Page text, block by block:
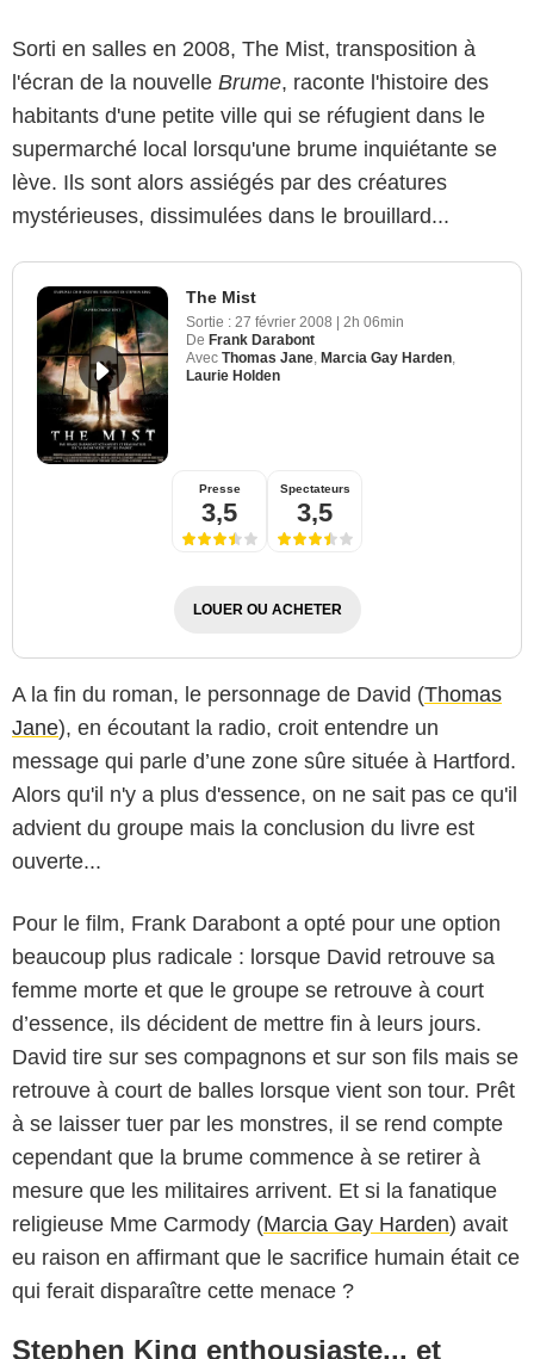
Sorti en salles en 2008, The Mist, transposition à
l'écran de la nouvelle Brume, raconte l'histoire des
habitants d'une petite ville qui se réfugient dans le
supermarché local lorsqu'une brume inquiétante se
lève. Ils sont alors assiégés par des créatures
mystérieuses, dissimulées dans le brouillard...
The Mist
Sortie : 27 février 2008 | 2h 06min
De Frank Darabont
Avec Thomas Jane Marcia Gay Harden
Laurie Holden
Presse
3,5
Spectateurs
3,5
LOUER OU ACHETER
A la fin du roman, le personnage de David (Thomas
Jane), en écoutant la radio, croit entendre un
message qui parle d’une zone sûre située à Hartford.
Alors qu'il n'y a plus d'essence, on ne sait pas ce qu'il
advient du groupe mais la conclusion du livre est
ouverte...
Pour le film, Frank Darabont a opté pour une option
beaucoup plus radicale : lorsque David retrouve sa
femme morte et que le groupe se retrouve à court
d’essence, ils décident de mettre fin à leurs jours.
David tire sur ses compagnons et sur son fils mais se
retrouve à court de balles lorsque vient son tour. Prêt
à se laisser tuer par les monstres, il se rend compte
cependant que la brume commence à se retirer à
mesure que les militaires arrivent. Et si la fanatique
religieuse Mme Carmody (Marcia Gay Harden) avait
eu raison en affirmant que le sacrifice humain était ce
qui ferait disparaître cette menace ?
Stephen King enthousiaste... et